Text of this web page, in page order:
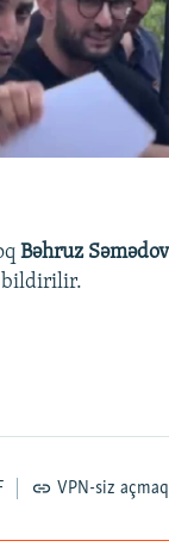
Bəhruz Səmədov
bildirilir.
VPN-siz açmaq